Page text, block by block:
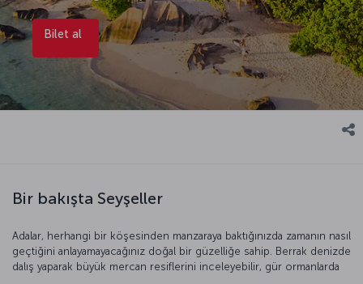
Bilet al
Bir bakışta Seyşeller
Adalar, herhangi bir köşesinden manzaraya baktığınızda zamanın nasıl
geçtiğini anlayamayacağınız doğal bir güzelliğe sahip. Berrak denizde
dalış yaparak büyük mercan resiflerini inceleyebilir, gür ormanlarda